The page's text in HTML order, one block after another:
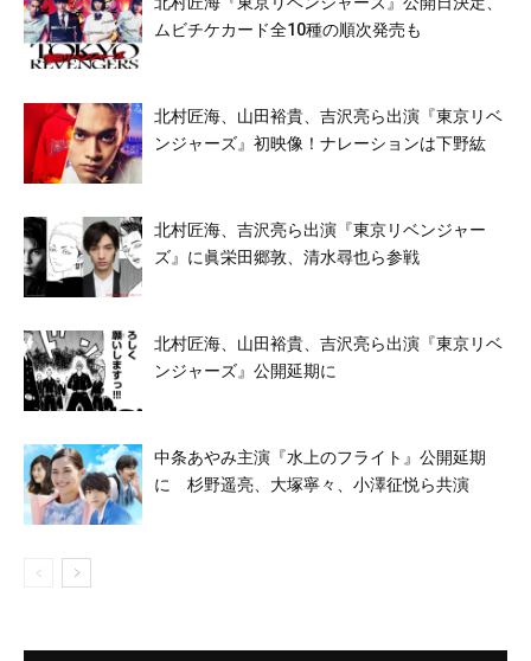
ムビチケカード全10種の順次発売も
北村匠海、山田裕貴、吉沢亮ら出演『東京リベ
ンジャーズ』初映像！ナレーションは下野紘
北村匠海、吉沢亮ら出演『東京リベンジャー
ズ』に眞栄田郷敦、清水尋也ら参戦
北村匠海、山田裕貴、吉沢亮ら出演『東京リベ
ンジャーズ』公開延期に
中条あやみ主演『水上のフライト』公開延期
に 杉野遥亮、大塚寧々、小澤征悦ら共演